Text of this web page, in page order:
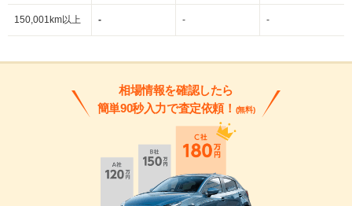
150,001km以上 - - -
相場情報を確認したら
簡単90秒入力で査定依頼！ (無料)